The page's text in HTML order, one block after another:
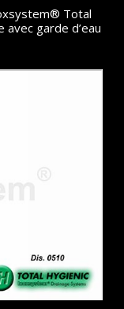
Total
garde d’eau